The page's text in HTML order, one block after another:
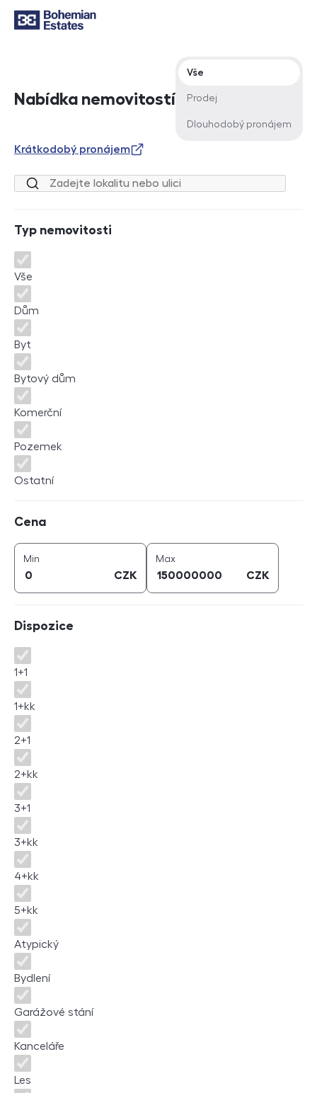
Nabídka nemovitostí
Typ nabídky
Vše
Prodej
Dlouhodobý pronájem
Krátkodobý pronájem
Lokalita nebo ulice
Typ nemovitosti
Typ nemovitosti
Vše
Dům
Byt
Bytový dům
Komerční
Pozemek
Ostatní
Cena
Min
CZK
Maxcena (
CZK
Dispozice
Dispozice
1+1
1+kk
2+1
2+kk
3+1
3+kk
4+kk
5+kk
Atypický
Bydlení
Garážové stání
Kanceláře
Les